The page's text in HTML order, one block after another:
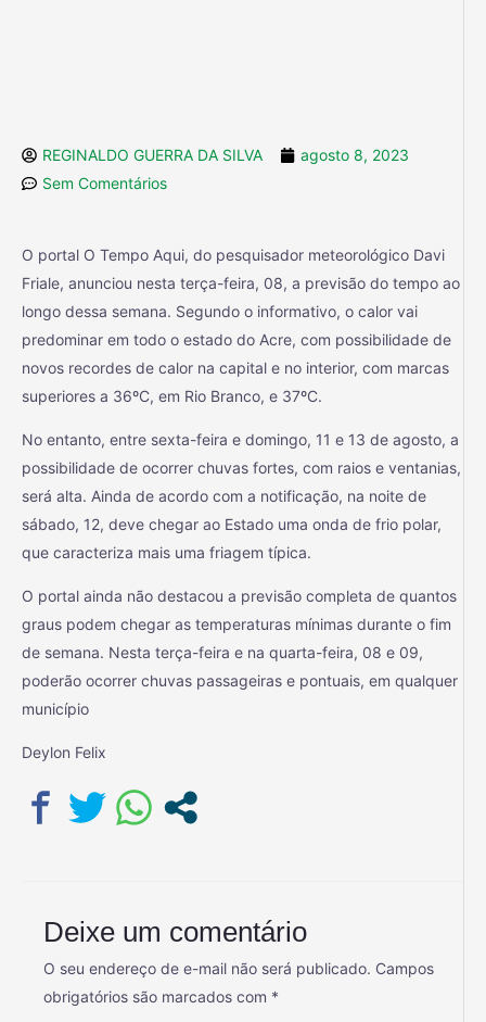
REGINALDO GUERRA DA SILVA
agosto 8, 2023
Sem Comentários
O portal O Tempo Aqui, do pesquisador meteorológico Davi
Friale, anunciou nesta terça-feira, 08, a previsão do tempo ao
longo dessa semana. Segundo o informativo, o calor vai
predominar em todo o estado do Acre, com possibilidade de
novos recordes de calor na capital e no interior, com marcas
superiores a 36ºC, em Rio Branco, e 37ºC.
No entanto, entre sexta-feira e domingo, 11 e 13 de agosto, a
possibilidade de ocorrer chuvas fortes, com raios e ventanias,
será alta. Ainda de acordo com a notificação, na noite de
sábado, 12, deve chegar ao Estado uma onda de frio polar,
que caracteriza mais uma friagem típica.
O portal ainda não destacou a previsão completa de quantos
graus podem chegar as temperaturas mínimas durante o fim
de semana. Nesta terça-feira e na quarta-feira, 08 e 09,
poderão ocorrer chuvas passageiras e pontuais, em qualquer
município
Deylon Felix
Deixe um comentário
O seu endereço de e-mail não será publicado. Campos
obrigatórios são marcados com *